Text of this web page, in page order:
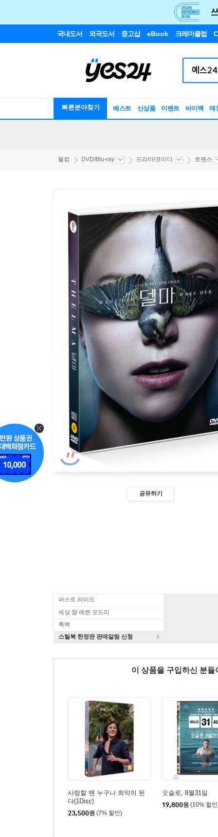
국내도서 외국도서 중고샵 eBook 크레마클럽
빠른분야찾기 베스트 신상품 이벤트 바이백 매
웰컴 DVD/Blu-ray 드라마/코미디 로맨스
공유하기
퍼스트 라이드
세상 참 예쁜 오드리
룩백
스틸북 한정판 판매알림 신청
이 상품을 구입하신 분
사랑할 땐 누구나 최악이 된
다(1Disc)
23,500원 (7% 할인)
오슬로, 8월31일
19,800원 (10% 할